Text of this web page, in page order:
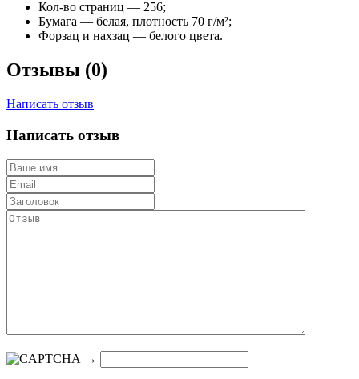
Кол-во страниц — 256;
Бумага — белая, плотность 70 г/м²;
Форзац и нахзац — белого цвета.
Отзывы (0)
Написать отзыв
Написать отзыв
→